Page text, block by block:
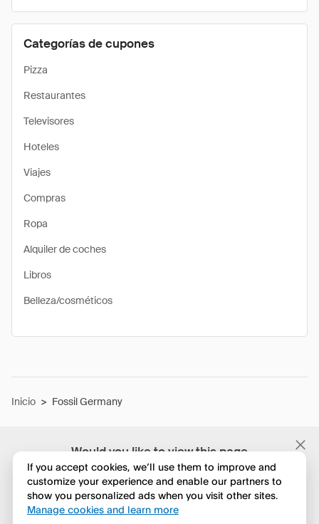
Would you like to view this page
in English?
No, seguir navegando
Categorías de cupones
Pizza
Restaurantes
Televisores
Hoteles
Viajes
Compras
Ropa
Alquiler de coches
Libros
Belleza/cosméticos
Inicio > Fossil Germany
If you accept cookies, we’ll use them to improve and
customize your experience and enable our partners to
show you personalized ads when you visit other sites.
Manage cookies and learn more